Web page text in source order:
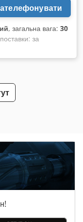
, загальна вага: 30
за
до
Aox Akiea